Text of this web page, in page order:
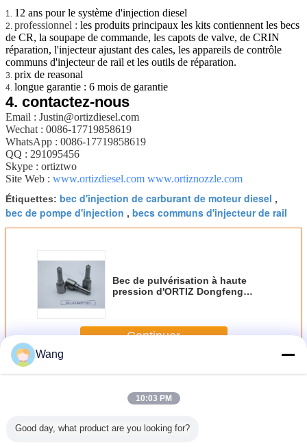
1. 12 ans pour le système d'injection diesel
2. professionnel : les produits principaux les kits contiennent les becs
de CR, la soupape de commande, les capots de valve, de CRIN
réparation, l'injecteur ajustant des cales, les appareils de contrôle
communs d'injecteur de rail et les outils de réparation.
3. prix de reasonal
4. longue garantie : 6 mois de garantie
4. contactez-nous
Email : Justin@ortizdiesel.com
Wechat : 0086-17719858619
WhatsApp : 0086-17719858619
QQ : 291095456
Skype : ortiztwo
Site Web : www.ortizdiesel.com www.ortiznozzle.com
Étiquettes: bec d'injection de carburant de moteur diesel ,
bec de pompe d'injection , becs communs d'injecteur de rail
Bec de pulvérisation à haute
pression d'ORTIZ Dongfeng
172 045
Continuer
PlusBec d'injecteur de Bosch
Wang
10:03 PM
Good day, what product are you looking for?